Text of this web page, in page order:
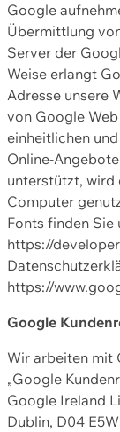
Google
Übermittlung
Server der
Weise erlangt
Adresse unsere
von Google
einheitlichen
Online-
unterstützt, wird
Computer
Fonts finden Sie
https://
https://
Google
Wir arbeiten mit
„Google
Google Ireland
Dublin, D04